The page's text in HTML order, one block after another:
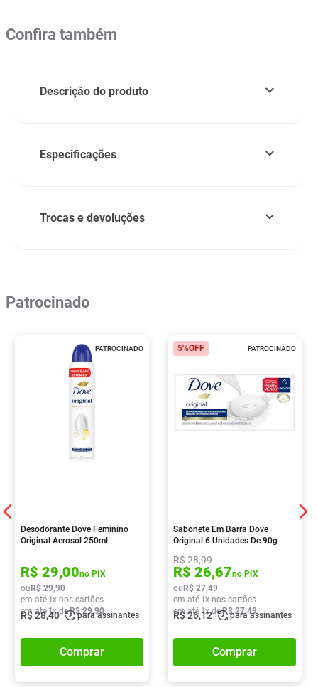
Confira também
Descrição do produto
Especificações
Trocas e devoluções
Patrocinado
PATROCINADO
Desodorante Dove Feminino
Original Aerosol 250ml
R$ 29,00no PIX
ou R$ 29,90
em até 1x nos cartões
em até 1x deR$ 29,90
R$28,40 para assinantes
Comprar
PATROCINADO
5%OFF
Sabonete Em Barra Dove
Original 6 Unidades De 90g
R$28,99
R$ 26,67no PIX
ou R$ 27,49
em até 1x nos cartões
em até 1x deR$ 27,49
R$26,12 para assinantes
Comprar